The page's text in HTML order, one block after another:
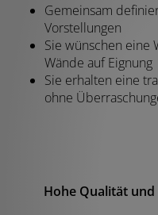
Gemeinsam
Vorstellungen
Sie wünschen eine
Wände auf Eignung
Sie erhalten eine
ohne
Hohe Qualität